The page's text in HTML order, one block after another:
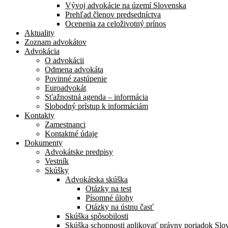
Vývoj advokácie na území Slovenska
Prehľad členov predsedníctva
Ocenenia za celoživotný prínos
Aktuality
Zoznam advokátov
Advokácia
O advokácii
Odmena advokáta
Povinné zastúpenie
Euroadvokát
Sťažnostná agenda – informácia
Slobodný prístup k informáciám
Kontakty
Zamestnanci
Kontaktné údaje
Dokumenty
Advokátske predpisy
Vestník
Skúšky
Advokátska skúška
Otázky na test
Písomné úlohy
Otázky na ústnu časť
Skúška spôsobilosti
Skúška schopnosti aplikovať právny poriadok